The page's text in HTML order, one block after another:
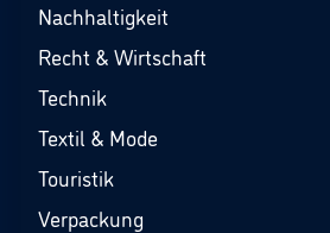
Nachhaltigkeit
Recht & Wirtschaft
Technik
Textil & Mode
Touristik
Verpackung